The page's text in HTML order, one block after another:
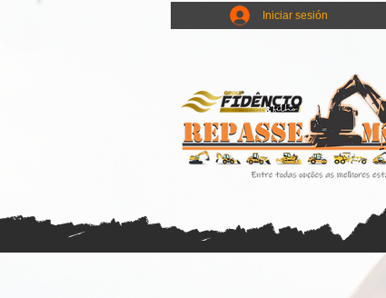
Iniciar sesión